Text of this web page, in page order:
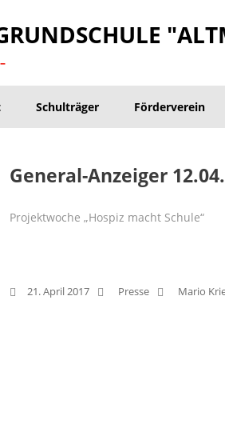
Schulträger Förderverein
General-Anzeiger
Projektwoche „Hospiz macht Schule“
21. April 2017 Presse Mario